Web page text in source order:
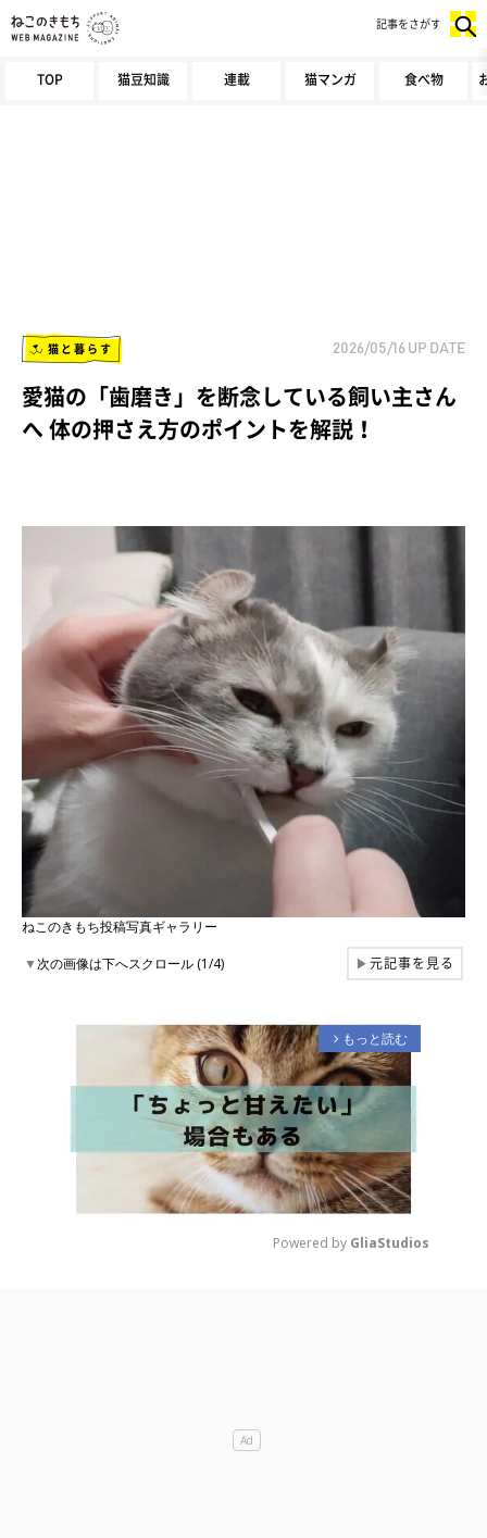
TOP 猫豆知識 連載 猫マンガ 食べ物
記事をさがす
猫と暮らす 2026/05/16 UP DATE
愛猫の「歯磨き」を断念している飼い主さん
へ 体の押さえ方のポイントを解説！
ねこのきもち投稿写真ギャラリー
▼次の画像は下へスクロール (1/4) ▶元記事を見る
arrow_forward_ios もっと読む
Powered by GliaStudios